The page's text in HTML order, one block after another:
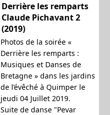
Derrière les remparts
Claude Pichavant 2
(2019)
Photos de la soirée «
Derrière les remparts :
Musiques et Danses de
Bretagne » dans les jardins
de l’évêché à Quimper le
jeudi 04 Juillet 2019.
Suite de danse "Pevar